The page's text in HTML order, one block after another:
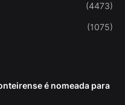
(4473)
(1075)
é nomeada para